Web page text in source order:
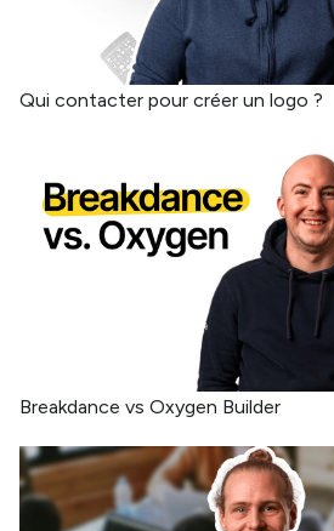
Qui contacter pour créer un logo ?
Breakdance vs Oxygen Builder